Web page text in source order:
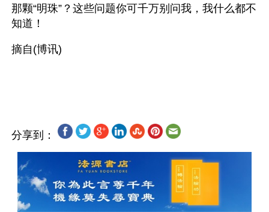
那颗“明珠”？这些问题你可千万别问我，我什么都不
知道！
摘自(博讯)
分享到：